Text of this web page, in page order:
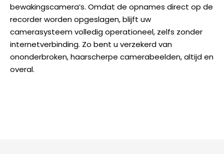
bewakingscamera’s. Omdat de opnames direct op de
recorder worden opgeslagen, blijft uw
camerasysteem volledig operationeel, zelfs zonder
internetverbinding. Zo bent u verzekerd van
ononderbroken, haarscherpe camerabeelden, altijd en
overal.